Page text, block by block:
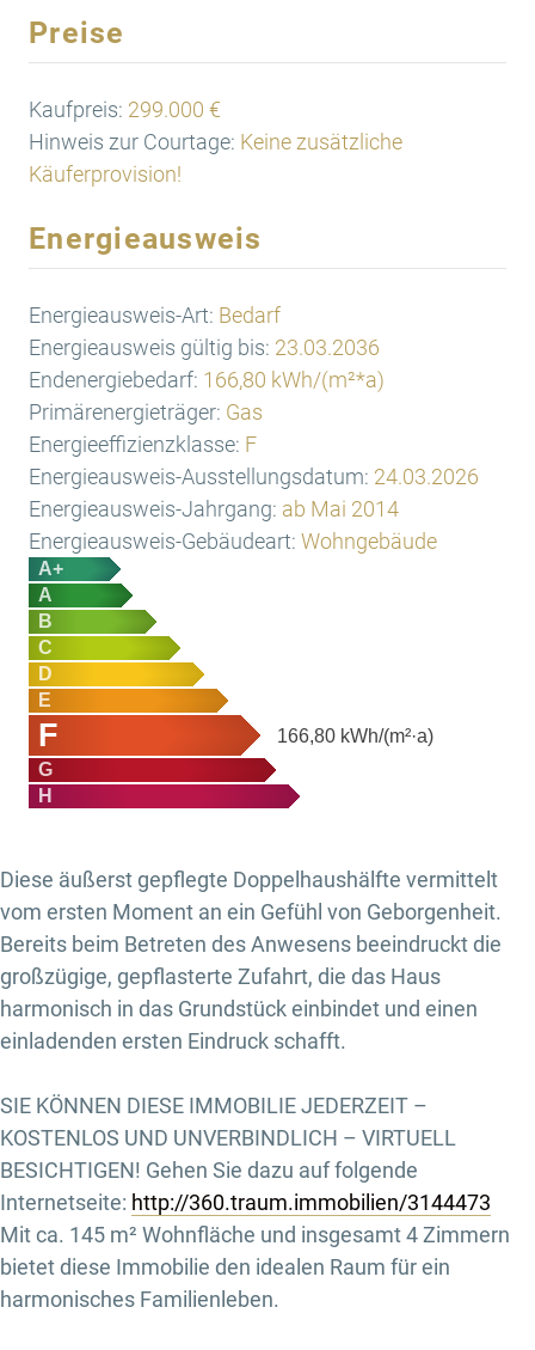
Preise
Kaufpreis: 299.000 €
Hinweis zur Courtage: Keine zusätzliche
Käuferprovision!
Energieausweis
Energieausweis-Art: Bedarf
Energieausweis gültig bis: 23.03.2036
Endenergiebedarf: 166,80 kWh/(m²*a)
Primärenergieträger: Gas
Energieeffizienzklasse: F
Energieausweis-Ausstellungsdatum: 24.03.2026
Energieausweis-Jahrgang: ab Mai 2014
Energieausweis-Gebäudeart: Wohngebäude
A+
A
B
C
D
E
F 166,80 kWh/(m²·a)
G
H
Diese äußerst gepflegte Doppelhaushälfte vermittelt
vom ersten Moment an ein Gefühl von Geborgenheit.
Bereits beim Betreten des Anwesens beeindruckt die
großzügige, gepflasterte Zufahrt, die das Haus
harmonisch in das Grundstück einbindet und einen
einladenden ersten Eindruck schafft.
SIE KÖNNEN DIESE IMMOBILIE JEDERZEIT –
KOSTENLOS UND UNVERBINDLICH – VIRTUELL
BESICHTIGEN! Gehen Sie dazu auf folgende
Internetseite: http://360.traum.immobilien/3144473
Mit ca. 145 m² Wohnfläche und insgesamt 4 Zimmern
bietet diese Immobilie den idealen Raum für ein
harmonisches Familienleben.